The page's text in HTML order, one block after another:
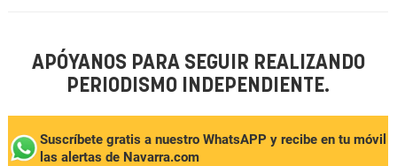
APÓYANOS PARA SEGUIR REALIZANDO
PERIODISMO INDEPENDIENTE.
Suscríbete gratis a nuestro WhatsAPP y recibe en tu móvil
las alertas de Navarra.com